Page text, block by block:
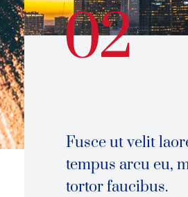
Fusce ut velit
tempus arcu eu,
tortor faucibus.